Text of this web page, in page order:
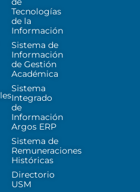
Tecnologías
de la
Información
Sistema de
Información
de Gestión
Académica
Sistema
Integrado
de
Información
Argos ERP
Sistema de
Remuneraciones
Históricas
Directorio
USM